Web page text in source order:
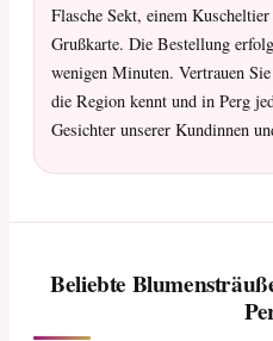
Flasche Sekt, einem
Grußkarte. Die Bestellung
wenigen Minuten. Vertrauen
die Region kennt und in Perg
Gesichter unserer Kundinnen
Beliebte